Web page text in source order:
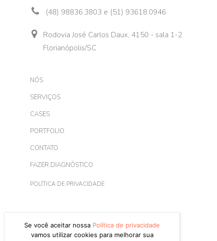
(48) 98836.3803 e (51) 93618.0946
Rodovia José Carlos Daux, 4150 - sala 1-2
Florianópolis/SC
NÓS
SERVIÇOS
CASES
PORTFOLIO
CONTATO
FAZER DIAGNÓSTICO
POLÍTICA DE PRIVACIDADE
Se você aceitar nossa Política de privacidade
vamos utilizar cookies para melhorar sua